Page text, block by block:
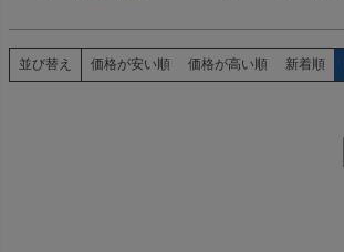
並び替え 価格が安い順 価格が高い順 新着順